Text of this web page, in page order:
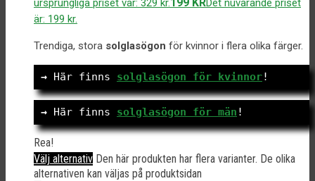
ursprungliga priset var: 329 kr.
Det nuvarande priset
är: 199 kr.
Trendiga, stora solglasögon för kvinnor i flera olika färger.
→ Här finns solglasögon för kvinnor!
→ Här finns solglasögon för män !
Rea!
Välj alternativ Den här produkten har flera varianter. De olika
alternativen kan väljas på produktsidan